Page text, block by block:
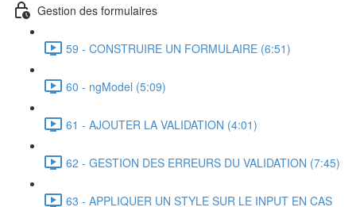
Gestion des formulaires
59 - CONSTRUIRE UN FORMULAIRE (6:51)
60 - ngModel (5:09)
61 - AJOUTER LA VALIDATION (4:01)
62 - GESTION DES ERREURS DU VALIDATION (7:45)
63 - APPLIQUER UN STYLE SUR LE INPUT EN CAS